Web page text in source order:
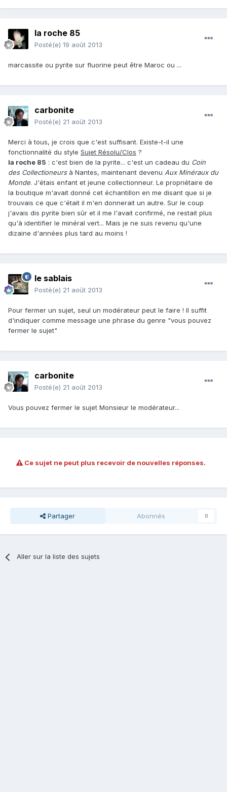
la roche 85
Posté(e) 19 août 2013
marcassite ou pyrite sur fluorine peut être Maroc ou ...
carbonite
Posté(e) 21 août 2013
Merci à tous, je crois que c'est suffisant. Existe-t-il une
fonctionnalité du style Sujet Résolu/Clos ?
la roche 85 : c'est bien de la pyrite... c'est un cadeau du Coin
des Collectioneursà Nantes, maintenant devenu Aux Minéraux du
Monde. J'étais enfant et jeune collectionneur. Le propriétaire de
la boutique m'avait donné cet échantillon en me disant que si je
trouvais ce que c'était il m'en donnerait un autre. Sur le coup
j'avais dis pyrite bien sûr et il me l'avait confirmé, ne restait plus
qu'à identifier le minéral vert... Mais je ne suis revenu qu'une
dizaine d'années plus tard au moins !
le sablais
Posté(e) 21 août 2013
Pour fermer un sujet, seul un modérateur peut le faire ! Il suffit
d'indiquer comme message une phrase du genre "vous pouvez
fermer le sujet"
carbonite
Posté(e) 21 août 2013
Vous pouvez fermer le sujet Monsieur le modérateur...
Ce sujet ne peut plus recevoir de nouvelles réponses.
Partager Abonnés 0
Aller sur la liste des sujets